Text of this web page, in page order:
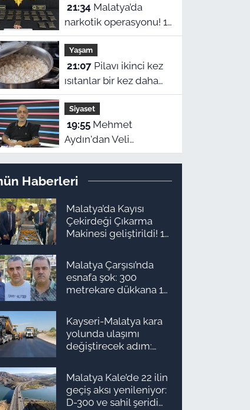
21:34
narkotik operasyonu! 11
şüpheli tutuklandı,
uyuşturucu stoku ele
geçirildi
Yaşam
21:07Pilavı ikinci kez
ısıtanlar bir kez daha
düşünün! Zehirlenme
riski var
Siyaset
19:55Mehmet
Aydın'dan Veli
Ağbaba'ya sert
hukukun üzerinde
Haberleri
Malatya’da Kayısı
Çekirdeği Çıkarma
Makinesi geliştirildi! 16
Malatya Çarşısı’nda
esnafa şok: 300
metrekare dükkana 1
Kayseri-Malatya kara
yolunda ulaşımı
değiştirecek adım:
Malatya Kale’de 22 ilin
geçiş aksı yenileniyor:
D-300 ve sahil şeridi